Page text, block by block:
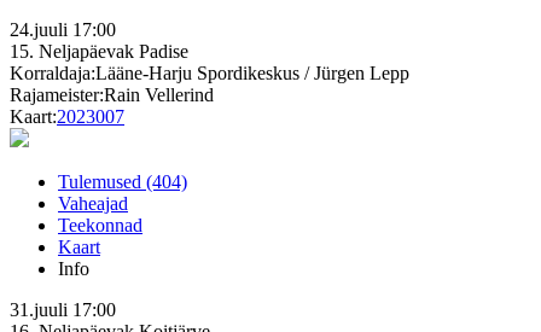
24.juuli 17:00
15. Neljapäevak Padise
Korraldaja:Lääne-Harju Spordikeskus / Jürgen Lepp
Rajameister:Rain Vellerind
Kaart:2023007
Tulemused (404)
Vaheajad
Teekonnad
Kaart
Info
31.juuli 17:00